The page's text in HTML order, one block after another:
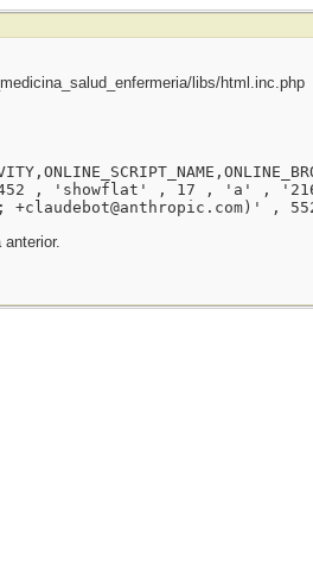
libs/html.inc.php
, 'showflat' , 17 , 'a' ,
+claudebot@anthropic.com)'